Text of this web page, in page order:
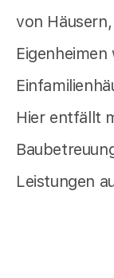
von
Hier entfällt
Leistungen